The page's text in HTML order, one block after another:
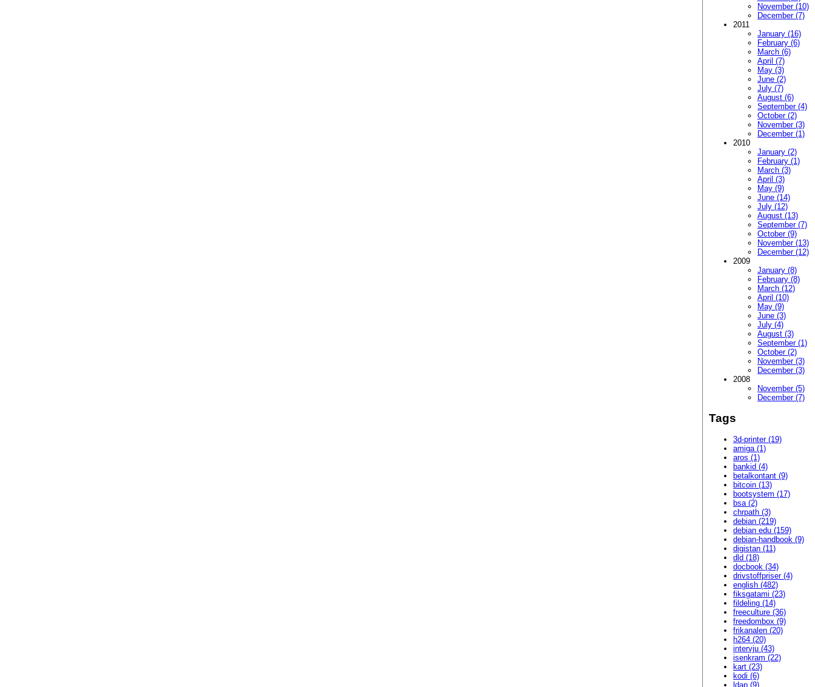
November (10)
December (7)
2011
January (16)
February (6)
March (6)
April (7)
May (3)
June (2)
July (7)
August (6)
September (4)
October (2)
November (3)
December (1)
2010
January (2)
February (1)
March (3)
April (3)
May (9)
June (14)
July (12)
August (13)
September (7)
October (9)
November (13)
December (12)
2009
January (8)
February (8)
March (12)
April (10)
May (9)
June (3)
July (4)
August (3)
September (1)
October (2)
November (3)
December (3)
2008
November (5)
December (7)
Tags
3d-printer (19)
amiga (1)
aros (1)
bankid (4)
betalkontant (9)
bitcoin (13)
bootsystem (17)
bsa (2)
chrpath (3)
debian (219)
debian edu (159)
debian-handbook (9)
digistan (11)
dld (18)
docbook (34)
drivstoffpriser (4)
english (482)
fiksgatami (23)
fildeling (14)
freeculture (36)
freedombox (9)
frikanalen (20)
h264 (20)
intervju (43)
isenkram (22)
kart (23)
kodi (6)
ldap (9)